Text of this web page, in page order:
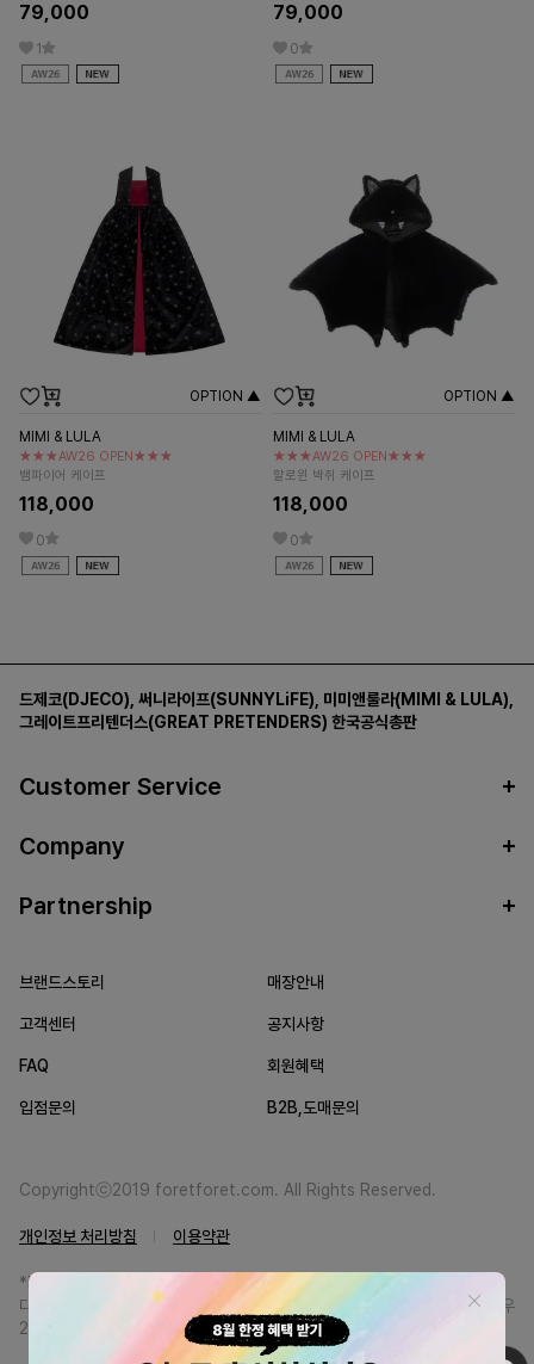
79,000
1
79,000
0
OPTION ▲
MIMI & LULA
★★★AW26 OPEN★★★
뱀파이어 케이프
118,000
0
OPTION ▲
MIMI & LULA
★★★AW26 OPEN★★★
할로윈 박쥐 케이프
118,000
0
드제코(DJECO) 써니라이프(SUNNYLiFE) 미미앤룰라(MIMI & LULA)
그레이트프리텐더스(GREAT PRETENDERS) 한국공식총판
Customer Service
Company
Partnership
브랜드스토리 매장안내
고객센터 공지사항
FAQ 회원혜택
입점문의 B2B,도매문의
Copyrightⓒ2019 foretforet.com. All Rights Reserved.
개인정보 처리방침 이용약관
*FORETFORET에서는 브랜드 본사와의 직거래를 통한 정품만을 취급합니
다. 일부 병행상품의 경우 정품인증서를 발급받고 있습니다. 정품이 아닐 경우
200% 환불해드립니다.